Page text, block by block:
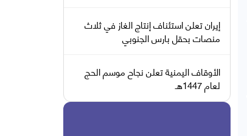
إيران تعلن استئناف إنتاج الغاز في ثلاث
منصات بحقل بارس الجنوبي
الأوقاف اليمنية تعلن نجاح موسم الحج
لعام 1447هـ